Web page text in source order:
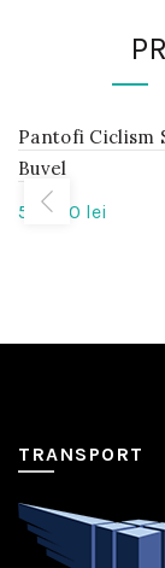
IN
STOC
Pantofi Ciclism
Buvel
550,00 lei
TRANSPORT